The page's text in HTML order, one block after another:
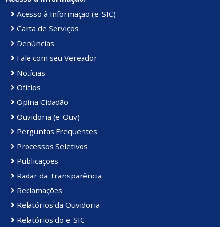
Acesso à Informação (e-SIC)
Carta de Serviços
Denúncias
Fale com seu Vereador
Notícias
Ofícios
Opina Cidadão
Ouvidoria (e-Ouv)
Perguntas Frequentes
Processos Seletivos
Publicações
Radar da Transparência
Reclamações
Relatórios da Ouvidoria
Relatórios do e-SIC